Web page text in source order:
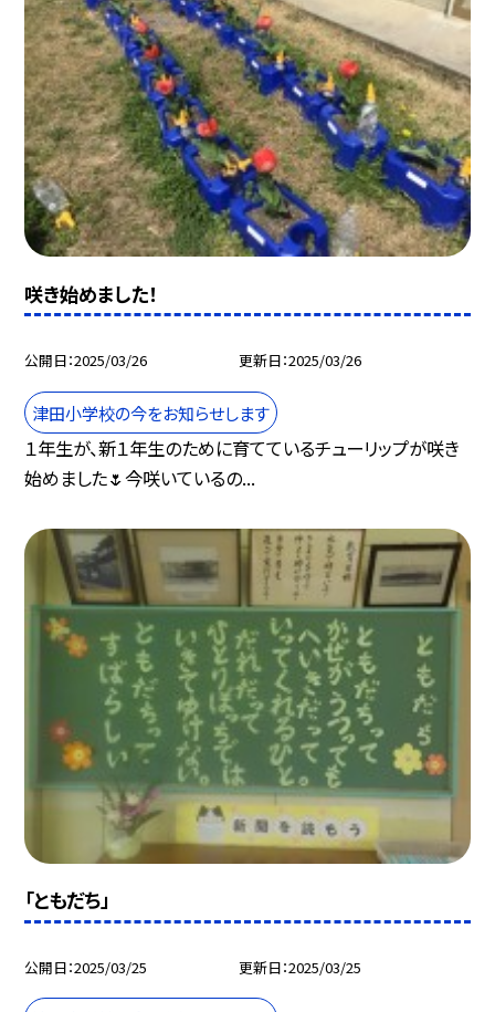
咲き始めました！
公開日 2025/03/26 更新日 2025/03/26
津田小学校の今をお知らせします
１年生が、新１年生のために育てているチューリップが咲き
始めました🌷今咲いているの...
「ともだち」
公開日 2025/03/25 更新日 2025/03/25